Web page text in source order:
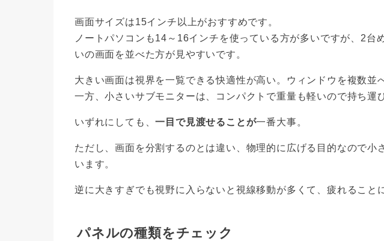
画面サイズは15インチ以上がおすすめです。
ノートパソコンも14～16インチを使っている方が多いですが、2台
いの画面を並べた方が見やすいです。
大きい画面は視界を一覧できる快適性が高い。ウィンドウを複数並
一方、小さいサブモニターは、コンパクトで重量も軽いので持ち運
いずれにしても、一目で見渡せることが一番大事。
ただし、画面を分割するのとは違い、物理的に広げる目的なので小
います。
逆に大きすぎでも視野に入らないと視線移動が多くて、疲れること
パネルの種類をチェック